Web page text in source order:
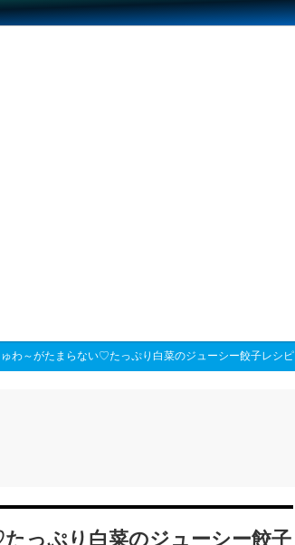
わ～がたまらない♡たっぷり白菜のジューシー餃子レシピ
っぷり白菜のジューシー餃子